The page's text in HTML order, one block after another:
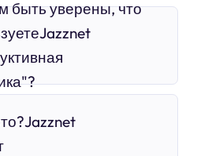
быть уверены, что